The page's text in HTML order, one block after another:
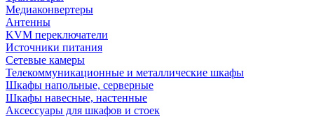
Медиаконвертеры
Антенны
KVM переключатели
Источники питания
Сетевые камеры
Телекоммуникационные и металлические шкафы
Шкафы напольные, серверные
Шкафы навесные, настенные
Аксессуары для шкафов и стоек